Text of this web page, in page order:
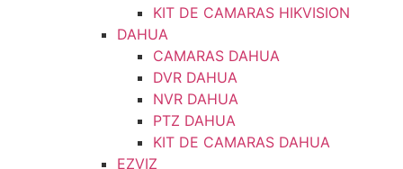
KIT DE CAMARAS HIKVISION
DAHUA
CAMARAS DAHUA
DVR DAHUA
NVR DAHUA
PTZ DAHUA
KIT DE CAMARAS DAHUA
EZVIZ